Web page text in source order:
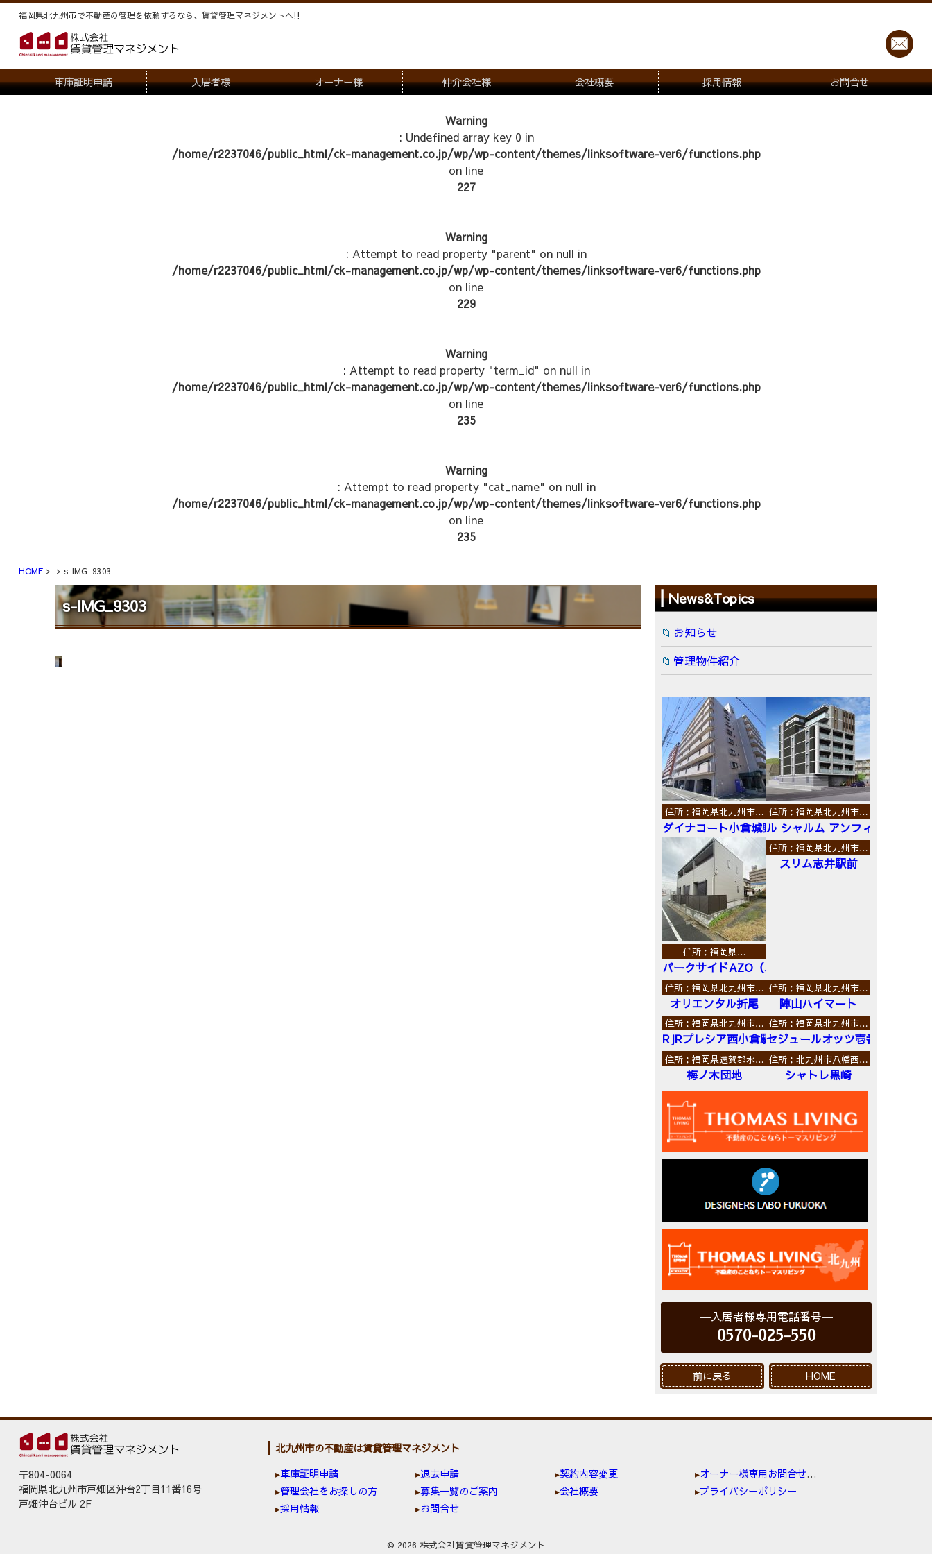
福岡県北九州市で不動産の管理を依頼するなら、賃貸管理マネジメントヘ!!
車庫証明申請 入居者様 オーナー様 仲介会社様
物件写真
管理物件紹介
会社概要 採用情報 お問合せ
Warning
: Undefined array key 0 in
/home/r2237046/public_html/ck-management.co.jp/wp/wp-content/themes/linksoftware-ver6/functions.php
on line
227
Warning
: Attempt to read property "parent" on null in
/home/r2237046/public_html/ck-management.co.jp/wp/wp-content/themes/linksoftware-ver6/functions.php
on line
229
Warning
: Attempt to read property "term_id" on null in
/home/r2237046/public_html/ck-management.co.jp/wp/wp-content/themes/linksoftware-ver6/functions.php
on line
235
Warning
: Attempt to read property "cat_name" on null in
/home/r2237046/public_html/ck-management.co.jp/wp/wp-content/themes/linksoftware-ver6/functions.php
on line
235
HOME s-IMG_9303
s-IMG_9303 News&Topics
お知らせ
管理物件紹介
住所：福岡県北九州市…
ダイナコート小倉城野
住所：福岡県北九州市…
ル シャルム アンフィニ
住所：福岡県…
パークサイドAZO（エーゼットオー）
住所：福岡県北九州市…
スリム志井駅前
住所：福岡県北九州市…
オリエンタル折尾
住所：福岡県北九州市…
陣山ハイマート
住所：福岡県北九州市…
RJRプレシア西小倉駅前
住所：福岡県北九州市…
セジュールオッツ壱番館
住所：福岡県遠賀郡水…
梅ノ木団地
住所：北九州市八幡西…
シャトレ黒崎
入居者様専用電話番号
0570-025-550
前に戻る HOME
〒804-0064
福岡県北九州市戸畑区沖台2丁目11番16号
戸畑沖台ビル 2F
北九州市の不動産は賃貸管理マネジメント
車庫証明申請
退去申請 契約内容変更
オーナー様専用お問合せ窓口
管理会社をお探しの方
募集一覧のご案内 会社概要
プライバシーポリシー
採用情報
お問合せ
© 2026 株式会社賃貸管理マネジメント